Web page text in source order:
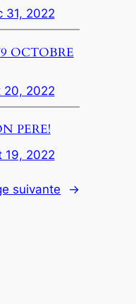
31, 2022
OCTOBRE
20, 2022
PERE!
19, 2022
suivante →